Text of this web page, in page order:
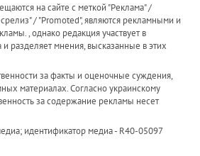
на сайте с меткой "Реклама" /
/ "Promoted", являются рекламными и
, однако редакция участвует в
и разделяет мнения, высказанные в этих
за факты и оценочные суждения,
материалах. Согласно украинскому
за содержание рекламы несет
идентификатор медиа - R40-05097